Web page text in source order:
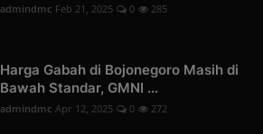
admindmc Feb 21, 2025 0 285
Harga Gabah di Bojonegoro Masih di
Bawah Standar, GMNI ...
admindmc Apr 12, 2025 0 272